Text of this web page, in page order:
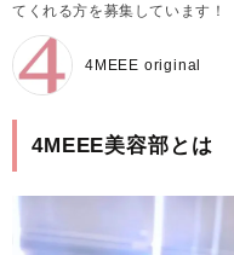
てくれる方を募集しています！
4MEEE original
4MEEE美容部とは